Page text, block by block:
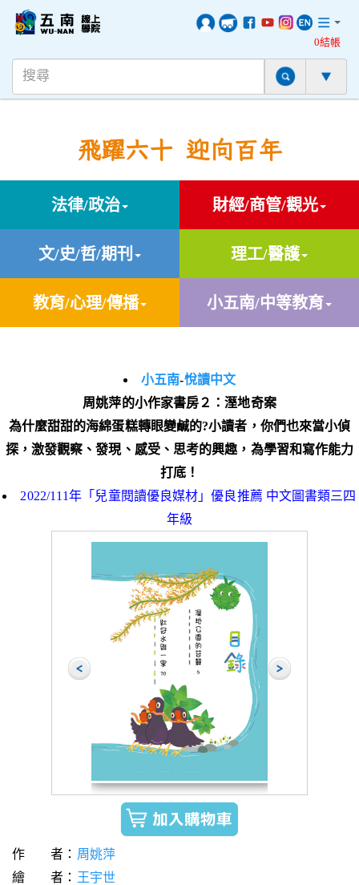
0結帳
飛躍六十 迎向百年
法律/政治 財經/商管/觀光
文/史/哲/期刊 理工/醫護
教育/心理/傳播 小五南/中等教育
小五南-悅讀中文
周姚萍的小作家書房２：溼地奇案
為什麼甜甜的海綿蛋糕轉眼變鹹的?小讀者，你們也來當小偵
探，激發觀察、發現、感受、思考的興趣，為學習和寫作能力
打底！
2022/111年「兒童閱讀優良媒材」優良推薦 中文圖書類三四
年級
作 者： 周姚萍
繪 者： 王宇世